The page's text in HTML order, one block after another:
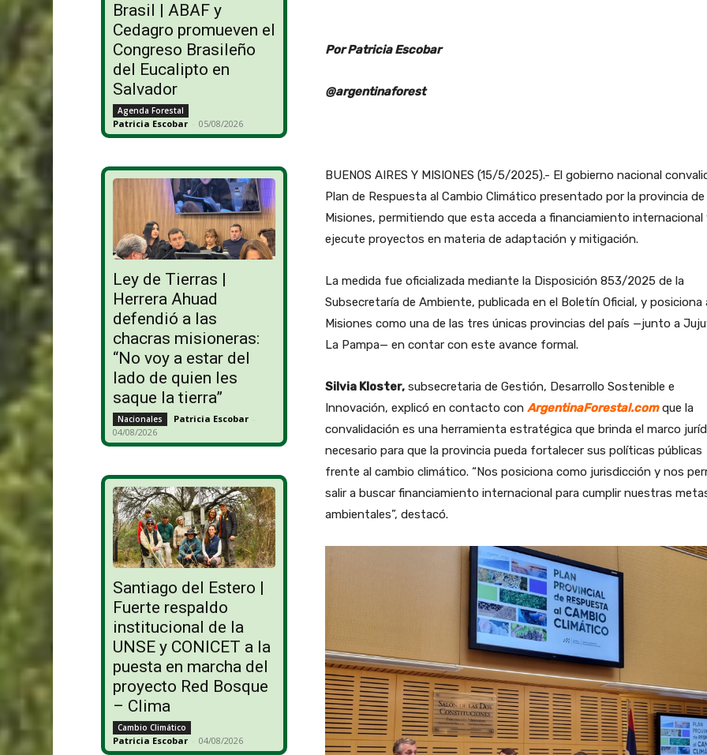
Brasil | ABAF y
Cedagro promueven el
Congreso Brasileño
del Eucalipto en
Salvador
Agenda Forestal
Patricia Escobar - 05/08/2026
Ley de Tierras |
Herrera Ahuad
defendió a las
chacras misioneras:
“No voy a estar del
lado de quien les
saque la tierra”
Nacionales Patricia Escobar -
04/08/2026
Santiago del Estero |
Fuerte respaldo
institucional de la
UNSE y CONICET a la
puesta en marcha del
proyecto Red Bosque
– Clima
Cambio Climático
Patricia Escobar - 04/08/2026
Por Patricia Escobar
@argentinaforest
BUENOS AIRES Y MISIONES (15/5/2025).- El gobierno nacional
Plan de Respuesta al Cambio Climático presentado por la provincia de
Misiones, permitiendo que esta acceda a financiamiento internacional
ejecute proyectos en materia de adaptación y mitigación.
La medida fue oficializada mediante la Disposición 853/2025 de la
Subsecretaría de Ambiente, publicada en el Boletín Oficial, y posiciona
Misiones como una de las tres únicas provincias del país —junto a
La Pampa— en contar con este avance formal.
Silvia Kloster,subsecretaria de Gestión, Desarrollo Sostenible e
Innovación, explicó en contacto con ArgentinaForestal.com que la
convalidación es una herramienta estratégica que brinda el marco
necesario para que la provincia pueda fortalecer sus políticas públicas
frente al cambio climático. “Nos posiciona como jurisdicción y nos
salir a buscar financiamiento internacional para cumplir nuestras
ambientales”, destacó.